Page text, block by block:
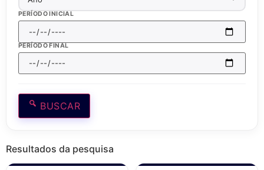
PERÍODO INICIAL
PERÍODO FINAL
BUSCAR
Resultados da pesquisa